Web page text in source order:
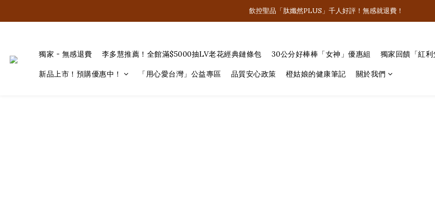
飲控聖品「肽孅然PLUS」千人好評！無感就退費！
飲控聖品「肽孅然PLUS」千人好評！無感就退費！
李多慧有感代言！滿5000就抽LV經典老花鏈條包！
飲控聖品「肽孅然PLUS」千人好評！無感就退費！
獨家 - 無感退費 李多慧推薦！全館滿$5000抽LV老花經典鏈條包 30公分好棒棒「女神」優惠組 獨家回饋「紅利
新品上市！預購優惠中！ 「用心愛台灣」公益專區 品質安心政策 橙姑娘的健康筆記 關於我們